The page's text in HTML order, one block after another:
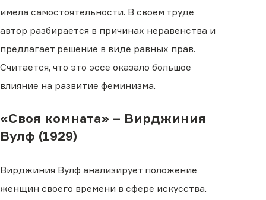
имела самостоятельности. В своем труде
автор разбирается в причинах неравенства и
предлагает решение в виде равных прав.
Считается, что это эссе оказало большое
влияние на развитие феминизма.
«Своя комната» – Вирджиния
Вулф (1929)
Вирджиния Вулф анализирует положение
женщин своего времени в сфере искусства.